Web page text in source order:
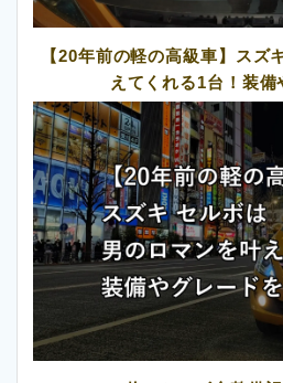
【20年前の軽の高級車】スズ
えてくれる1台！装